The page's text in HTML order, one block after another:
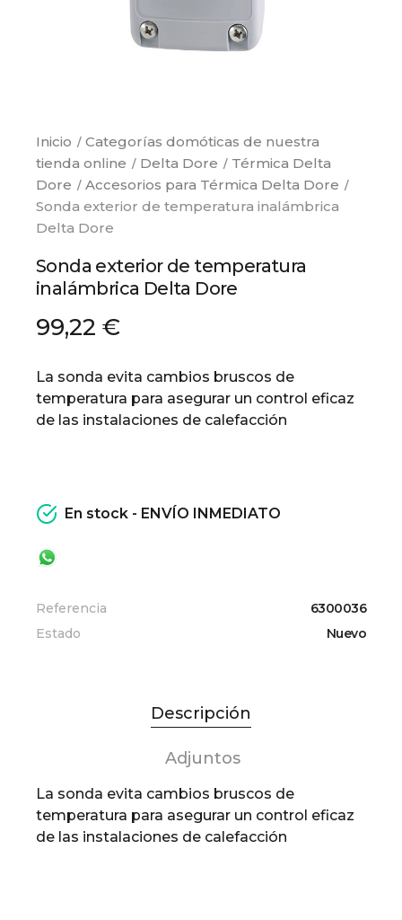
Inicio
Categorías domóticas de nuestra
tienda online
Delta Dore
Térmica Delta
Dore
Accesorios para Térmica Delta Dore
Sonda exterior de temperatura inalámbrica
Delta Dore
Sonda exterior de temperatura
inalámbrica Delta Dore
99,22 €
La sonda evita cambios bruscos de
temperatura para asegurar un control eficaz
de las instalaciones de calefacción
En stock - ENVÍO INMEDIATO
Referencia
6300036
Estado
Nuevo
Descripción
Adjuntos
La sonda evita cambios bruscos de
temperatura para asegurar un control eficaz
de las instalaciones de calefacción